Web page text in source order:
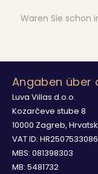
Waren Sie schon
Angaben über
Luva Villas d.o.o.
Kozarčeve stube 8
10000 Zagreb,
VAT ID:
MBS: 081398303
MB: 5481732